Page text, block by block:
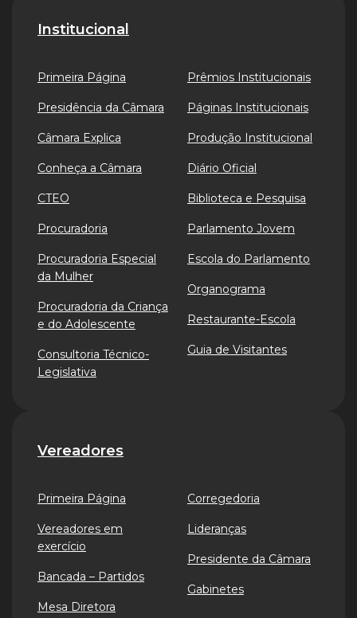
Institucional
Primeira Página
Presidência da Câmara
Câmara Explica
Conheça a Câmara
CTEO
Procuradoria
Procuradoria Especial
da Mulher
Procuradoria da Criança
e do Adolescente
Consultoria Técnico-
Legislativa
Prêmios Institucionais
Páginas Institucionais
Produção Institucional
Diário Oficial
Biblioteca e Pesquisa
Parlamento Jovem
Escola do Parlamento
Organograma
Restaurante-Escola
Guia de Visitantes
Vereadores
Primeira Página
Vereadores em
exercício
Bancada – Partidos
Mesa Diretora
Corregedoria
Lideranças
Presidente da Câmara
Gabinetes